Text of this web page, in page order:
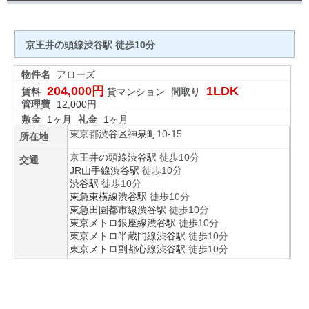
京王井の頭線渋谷駅 徒歩10分
物件名
アローズ
賃料 204,000円 貸マンション 間取り 1LDK
管理費
12,000円
敷金
1ヶ月 礼金
1ヶ月
所在地
東京都渋谷区神泉町10-15
交通 京王井の頭線渋谷駅 徒歩10分
JR山手線渋谷駅 徒歩10分
渋谷駅 徒歩10分
東急東横線渋谷駅 徒歩10分
東急田園都市線渋谷駅 徒歩10分
東京メトロ銀座線渋谷駅 徒歩10分
東京メトロ半蔵門線渋谷駅 徒歩10分
東京メトロ副都心線渋谷駅 徒歩10分